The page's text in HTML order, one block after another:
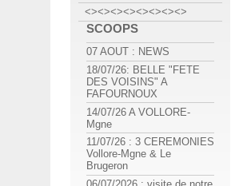
<><><><><><><><>
SCOOPS
07 AOUT : NEWS
18/07/26: BELLE "FETE
DES VOISINS" A
FAFOURNOUX
14/07/26 A VOLLORE-
Mgne
11/07/26 : 3 CEREMONIES
Vollore-Mgne & Le
Brugeron